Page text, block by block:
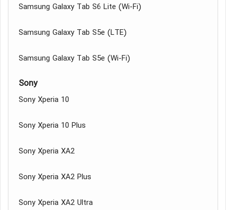
Samsung Galaxy Tab S6 Lite (Wi-Fi)
Samsung Galaxy Tab S5e (LTE)
Samsung Galaxy Tab S5e (Wi-Fi)
Sony
Sony Xperia 10
Sony Xperia 10 Plus
Sony Xperia XA2
Sony Xperia XA2 Plus
Sony Xperia XA2 Ultra